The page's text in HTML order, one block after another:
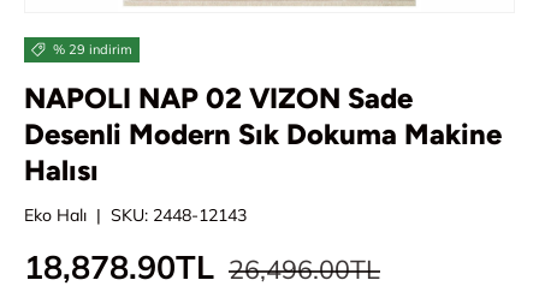
% 29 indirim
NAPOLI NAP 02 VIZON Sade
Desenli Modern Sık Dokuma Makine
Halısı
Eko Halı | SKU: 2448-12143
İndirimli fiyat
18,878.90TL Normal fiyat
26,496.00TL